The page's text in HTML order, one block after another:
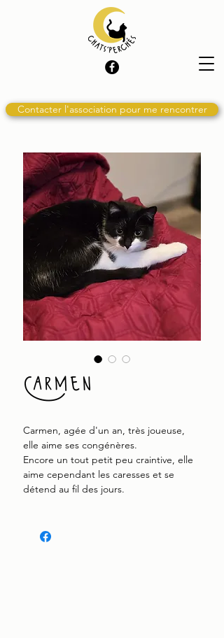
Contacter l'association pour me rencontrer
Carmen
Carmen, agée d'un an, très joueuse,
elle aime ses congénères.
Encore un tout petit peu craintive, elle
aime cependant les caresses et se
détend au fil des jours.